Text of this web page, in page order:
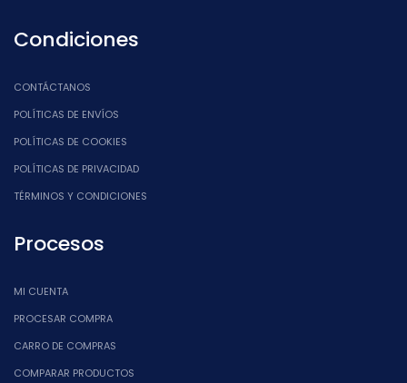
Condiciones
CONTÁCTANOS
POLÍTICAS DE ENVÍOS
POLÍTICAS DE COOKIES
POLÍTICAS DE PRIVACIDAD
TÉRMINOS Y CONDICIONES
Procesos
MI CUENTA
PROCESAR COMPRA
CARRO DE COMPRAS
COMPARAR PRODUCTOS